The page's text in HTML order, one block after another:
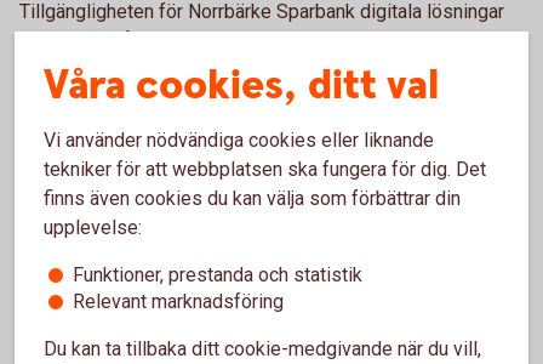
Tillgängligheten för Norrbärke Sparbank digitala lösningar
webbplatser för att fungera med särskilda kombinationer
av webbläsare och eventuella hjälpmedel eller plugins.
Exempel på tekniker:
HTML
WAI-ARIA
CSS
Dessa tekniker används för att uppfylla de
Våra cookies, ditt val
Vi använder nödvändiga cookies eller liknande
tekniker för att webbplatsen ska fungera för dig. Det
finns även cookies du kan välja som förbättrar din
upplevelse:
Funktioner, prestanda och statistik
Relevant marknadsföring
Du kan ta tillbaka ditt cookie-medgivande när du vill,